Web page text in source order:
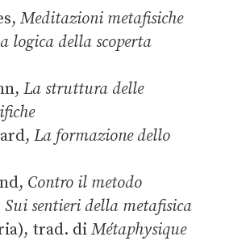
Meditazioni metafisiche
logica della scoperta
La struttura delle
La formazione dello
Contro il metodo
Sui sentieri della metafisica
trad. diMétaphysique